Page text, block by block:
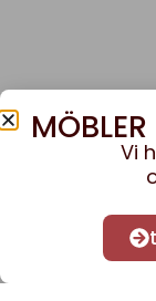
Vi